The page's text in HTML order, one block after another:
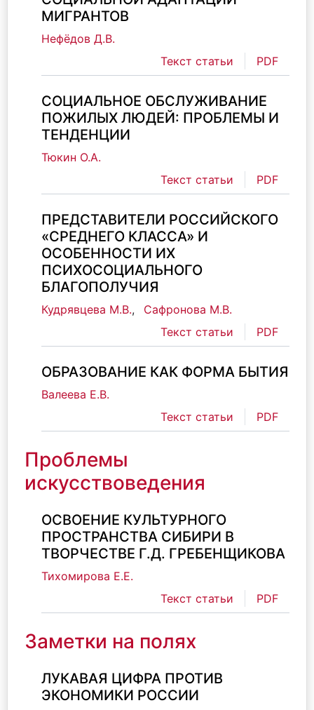
МИГРАНТОВ
Нефёдов Д.В.
Текст статьи
PDF
СОЦИАЛЬНОЕ ОБСЛУЖИВАНИЕ
ПОЖИЛЫХ ЛЮДЕЙ: ПРОБЛЕМЫ И
ТЕНДЕНЦИИ
Тюкин О.А.
Текст статьи
PDF
ПРЕДСТАВИТЕЛИ РОССИЙСКОГО
«СРЕДНЕГО КЛАССА» И
ОСОБЕННОСТИ ИХ
ПСИХОСОЦИАЛЬНОГО
БЛАГОПОЛУЧИЯ
Кудрявцева М.В.,
Сафронова М.В.
Текст статьи
PDF
ОБРАЗОВАНИЕ КАК ФОРМА БЫТИЯ
Валеева Е.В.
Текст статьи
PDF
Проблемы
искусствоведения
ОСВОЕНИЕ КУЛЬТУРНОГО
ПРОСТРАНСТВА СИБИРИ В
ТВОРЧЕСТВЕ Г.Д. ГРЕБЕНЩИКОВА
Тихомирова Е.Е.
Текст статьи
PDF
Заметки на полях
ЛУКАВАЯ ЦИФРА ПРОТИВ
ЭКОНОМИКИ РОССИИ